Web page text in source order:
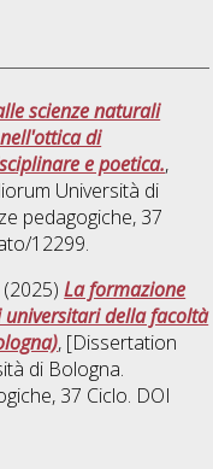
scienze naturali
di
e poetica.,
Università di
pedagogiche, 37
12299.
(2025)La formazione
universitari della facoltà
, [Dissertation
di Bologna.
, 37 Ciclo. DOI